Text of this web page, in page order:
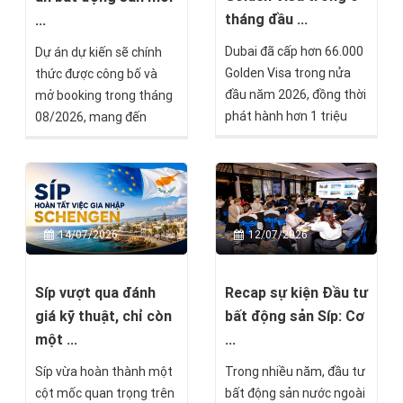
sản.
số bước cuối trước khi
vĩnh viễn Malta.
...
Dự án dự kiến sẽ chính
thức được công bố và
mở booking trong tháng
08/2026, mang đến
tư tại thị trường châu Âu
dành cho các nhà đầu tư
đang tìm kiếm cơ hội đa
dạng hóa tài sản quốc tế.
tháng đầu ...
Dubai đã cấp hơn 66.000
Golden Visa trong nửa
đầu năm 2026, đồng thời
phát hành hơn 1 triệu
xử lý hơn 7 triệu giao dịch
liên quan đến nhập cảnh,
cư trú. Những con số này
cho thấy UAE vẫn duy trì
sức hấp dẫn mạnh mẽ
nhân và chuyên gia quốc
tế, ngay cả trong bối
14/07/2026
Síp vượt qua đánh
giá kỹ thuật, chỉ còn
một ...
Síp vừa hoàn thành một
cột mốc quan trọng trên
12/07/2026
Recap sự kiện Đầu tư
bất động sản Síp: Cơ
...
Trong nhiều năm, đầu tư
bất động sản nước ngoài